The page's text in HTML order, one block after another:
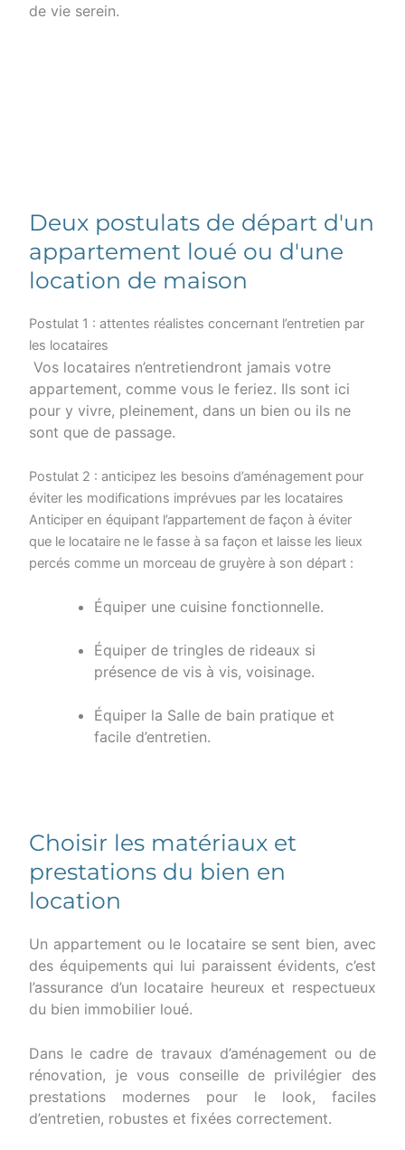
de vie serein.
Deux postulats de départ d'un
appartement loué ou d'une
location de maison
Postulat 1 : attentes réalistes concernant l’entretien par
les locataires
Vos locataires n’entretiendront jamais votre
appartement, comme vous le feriez. Ils sont ici
pour y vivre, pleinement, dans un bien ou ils ne
sont que de passage.
Postulat 2 : anticipez les besoins d’aménagement pour
éviter les modifications imprévues par les locataires
Anticiper en équipant l’appartement de façon à éviter
que le locataire ne le fasse à sa façon et laisse les lieux
percés comme un morceau de gruyère à son départ :
Équiper une cuisine fonctionnelle.
Équiper de tringles de rideaux si
présence de vis à vis, voisinage.
Équiper la Salle de bain pratique et
facile d’entretien.
Choisir les matériaux et
prestations du bien en
location
Un appartement ou le locataire se sent bien, avec
des équipements qui lui paraissent évidents, c’est
l’assurance d’un locataire heureux et respectueux
du bien immobilier loué.
Dans le cadre de travaux d’aménagement ou de
rénovation, je vous conseille de privilégier des
prestations modernes pour le look, faciles
d’entretien, robustes et fixées correctement.